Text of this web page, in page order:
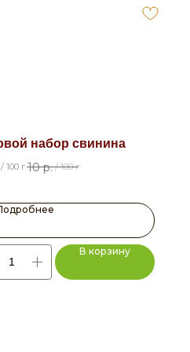
набор свинина
/ 100 г 10 р. / 100 г
В корзину